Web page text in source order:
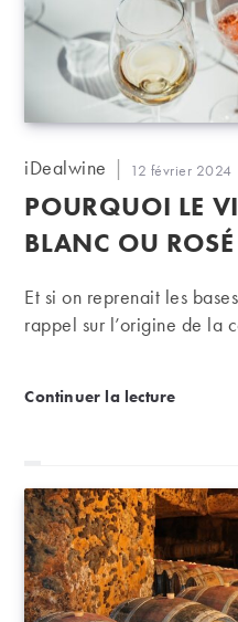
Auteur/autrice
la
publication :
iDealwine
Publication
publiée :
12 février 2024
POURQUOI LE
BLANC OU
Et si on reprenait les
rappel sur l’origine de la
Continuer la lecturePourquoi